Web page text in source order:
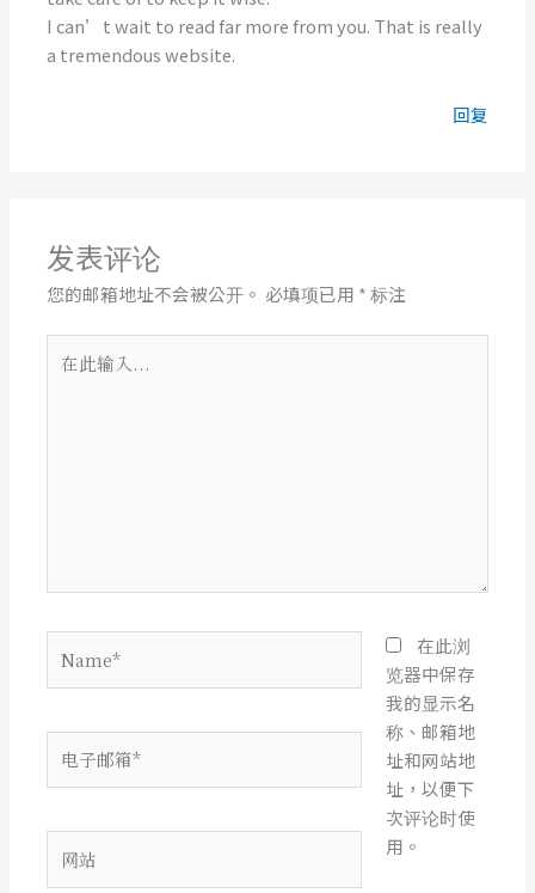
I can’t wait to read far more from you. That is really
a tremendous website.
回复
发表评论
您的邮箱地址不会被公开。 必填项已用 *标注
子
箱
站
在此浏
览器中保存
我的显示名
称、邮箱地
址和网站地
址，以便下
次评论时使
用。